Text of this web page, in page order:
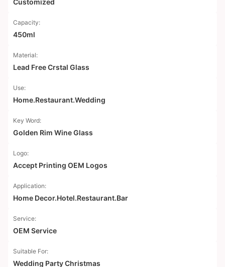
Customized
Capacity:
450ml
Material:
Lead Free Crstal Glass
Use:
Home.Restaurant.Wedding
Key Word:
Golden Rim Wine Glass
Logo:
Accept Printing OEM Logos
Application:
Home Decor.Hotel.Restaurant.Bar
Service:
OEM Service
Suitable For:
Wedding Party Christmas